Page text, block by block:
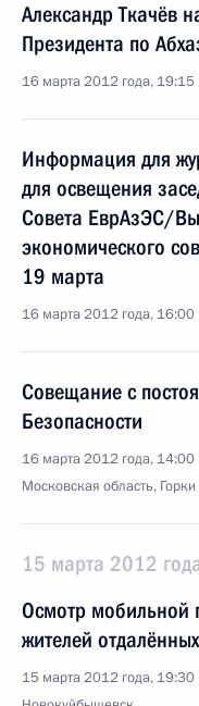
Александр Ткачёв
Президента по
16 марта 2012 года, 19:15
Информация для
для освещения
Совета ЕврАзЭС/
экономического
19 марта
16 марта 2012 года, 16:00
Совещание с
Безопасности
16 марта 2012 года, 14:00
Московская область, Горки
15 марта 2012
Осмотр мобильной
жителей
15 марта 2012 года, 19:30